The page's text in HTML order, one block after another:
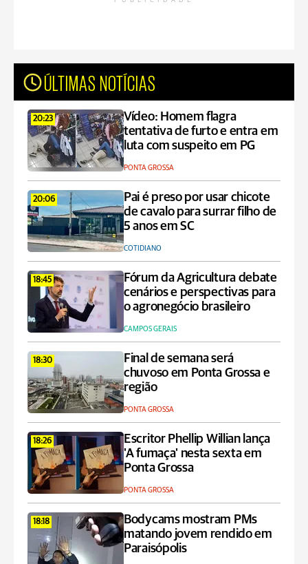
ÚLTIMAS NOTÍCIAS
20:23
Vídeo: Homem flagra
tentativa de furto e entra em
luta com suspeito em PG
PONTA GROSSA
20:06
Pai é preso por usar chicote
de cavalo para surrar filho de
5 anos em SC
COTIDIANO
18:45
Fórum da Agricultura debate
cenários e perspectivas para
o agronegócio brasileiro
CAMPOS GERAIS
18:30
Final de semana será
chuvoso em Ponta Grossa e
região
PONTA GROSSA
18:26
Escritor Phellip Willian lança
'A fumaça' nesta sexta em
Ponta Grossa
PONTA GROSSA
18:18
Bodycams mostram PMs
matando jovem rendido em
Paraisópolis